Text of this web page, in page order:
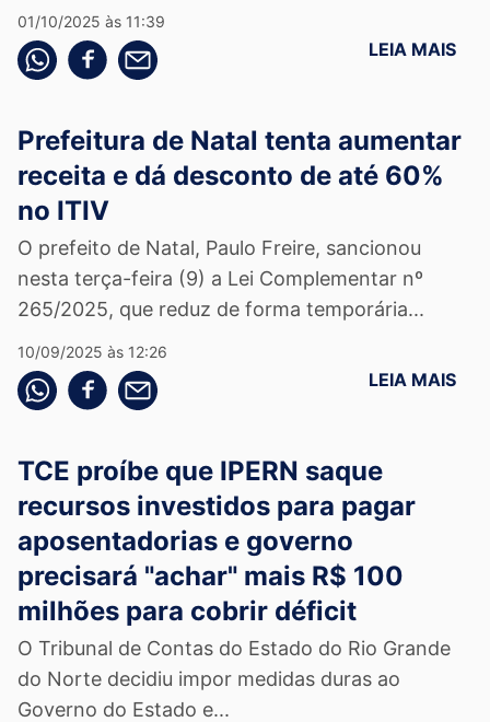
01/10/2025 às 11:39
Compartilhe pelo whatsapp
Compartilhar no facebook
Compartilhe pelo email LEIA MAIS
Prefeitura de Natal tenta aumentar
receita e dá desconto de até 60%
no ITIV
O prefeito de Natal, Paulo Freire, sancionou
nesta terça-feira (9) a Lei Complementar nº
265/2025, que reduz de forma temporária...
10/09/2025 às 12:26
Compartilhe pelo whatsapp
Compartilhar no facebook
Compartilhe pelo email LEIA MAIS
TCE proíbe que IPERN saque
recursos investidos para pagar
aposentadorias e governo
precisará "achar" mais R$ 100
milhões para cobrir déficit
O Tribunal de Contas do Estado do Rio Grande
do Norte decidiu impor medidas duras ao
Governo do Estado e...